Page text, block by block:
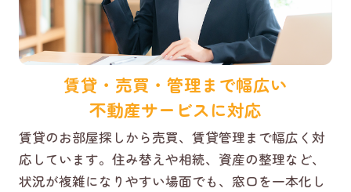
賃貸・売買・管理まで幅広い
不動産サービスに対応
賃貸のお部屋探しから売買、賃貸管理まで幅広く対
応しています。住み替えや相続、資産の整理など、
状況が複雑になりやすい場面でも、窓口を一本化し